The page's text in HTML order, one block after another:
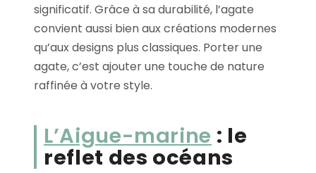
significatif. Grâce à sa durabilité, l’agate
convient aussi bien aux créations modernes
qu’aux designs plus classiques. Porter une
agate, c’est ajouter une touche de nature
raffinée à votre style.
L’Aigue-marine : le
reflet des océans